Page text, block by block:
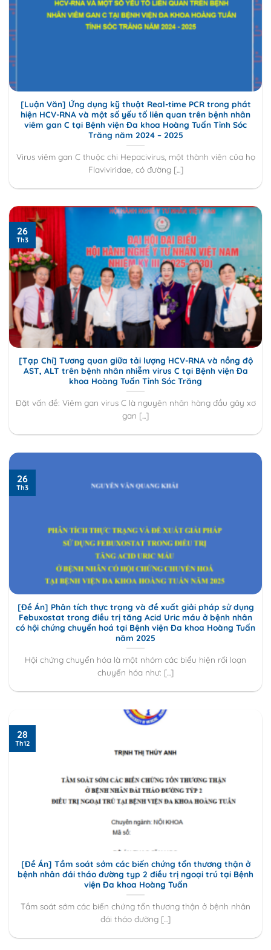
[Luận Văn] Ứng dụng kỹ thuật Real-time PCR trong phát
hiện HCV-RNA và một số yếu tố liên quan trên bệnh nhân
viêm gan C tại Bệnh viện Đa khoa Hoàng Tuấn Tỉnh Sóc
Trăng năm 2024 – 2025
Virus viêm gan C thuộc chi Hepacivirus, một thành viên của họ
Flaviviridae, có đường [...]
[Tạp Chí] Tương quan giữa tải lượng HCV-RNA và nồng độ
AST, ALT trên bệnh nhân nhiễm virus C tại Bệnh viện Đa
khoa Hoàng Tuấn Tỉnh Sóc Trăng
Đặt vấn đề: Viêm gan virus C là nguyên nhân hàng đầu gây xơ
gan [...]
26
Th3
[Đề Án] Phân tích thực trạng và đề xuất giải pháp sử dụng
Febuxostat trong điều trị tăng Acid Uric máu ở bệnh nhân
có hội chứng chuyển hoá tại Bệnh viện Đa khoa Hoàng Tuấn
năm 2025
Hội chứng chuyển hóa là một nhóm các biểu hiện rối loạn
chuyển hóa như: [...]
26
Th3
[Đề Án] Tầm soát sớm các biến chứng tổn thương thận ở
bệnh nhân đái tháo đường typ 2 điều trị ngoại trú tại Bệnh
viện Đa khoa Hoàng Tuấn
Tầm soát sớm các biến chứng tổn thương thận ở bệnh nhân
đái tháo đường [...]
28
Th12